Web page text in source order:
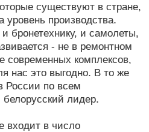
существуют в стране,
уровень производства.
бронетехнику, и самолеты,
- не в ремонтном
современных комплексов,
нас это выгодно. В то же
России по всем
лидер.
входит в число